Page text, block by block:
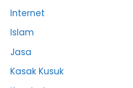
Internet
Islam
Jasa
Kasak Kusuk